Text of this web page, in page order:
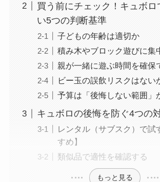
買う前にチェック！キュボロ
い5つの判断基準
子どもの年齢は適切か
積み木やブロック遊びに集
親が一緒に遊ぶ時間を確保
ビー玉の誤飲リスクはない
予算は「後悔しない範囲」
キュボロの後悔を防ぐ4つの
レンタル（サブスク）で試
すめ】
類似品で適性を確認する
もっと見る